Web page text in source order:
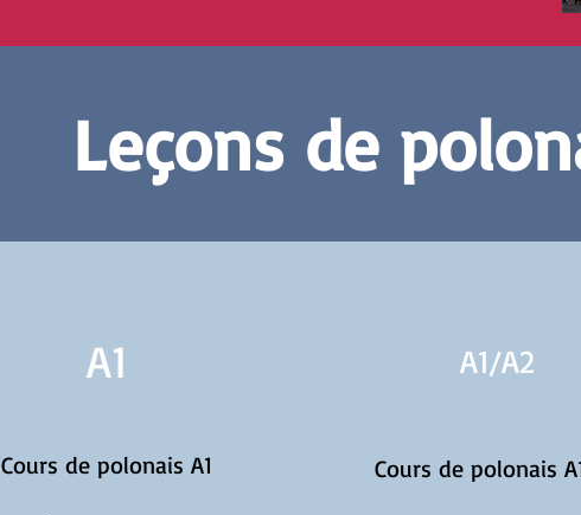
Leçons de
A1
Cours de polonais A1
A1/A2
Cours de polonais